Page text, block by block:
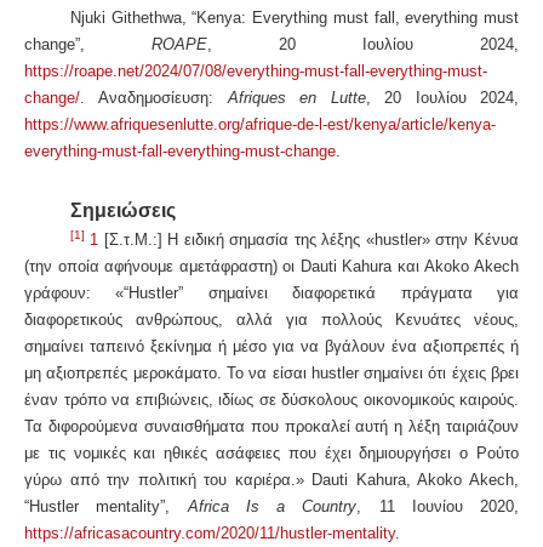
Njuki Githethwa, “Kenya: Everything must fall, everything must
change”, ROAPE, 20 Ιουλίου 2024,
https://roape.net/2024/07/08/everything-must-fall-everything-must-
change/. Αναδημοσίευση:Afriques en Lutte, 20 Ιουλίου 2024,
https://www.afriquesenlutte.org/afrique-de-l-est/kenya/article/kenya-
everything-must-fall-everything-must-change.
Σημειώσεις
[1] 1 [Σ.τ.Μ.:] Η ειδική σημασία της λέξης «hustler» στην Κένυα
(την οποία αφήνουμε αμετάφραστη) οι Dauti Kahura και Akoko Akech
γράφουν: «“Hustler” σημαίνει διαφορετικά πράγματα για
διαφορετικούς ανθρώπους, αλλά για πολλούς Κενυάτες νέους,
σημαίνει ταπεινό ξεκίνημα ή μέσο για να βγάλουν ένα αξιοπρεπές ή
μη αξιοπρεπές μεροκάματο. Το να είσαι hustler σημαίνει ότι έχεις βρει
έναν τρόπο να επιβιώνεις, ιδίως σε δύσκολους οικονομικούς καιρούς.
Τα διφορούμενα συναισθήματα που προκαλεί αυτή η λέξη ταιριάζουν
με τις νομικές και ηθικές ασάφειες που έχει δημιουργήσει ο Ρούτο
γύρω από την πολιτική του καριέρα.» Dauti Kahura, Akoko Akech,
“Hustler mentality”,Africa Is a Country, 11 Ιουνίου2020,
https://africasacountry.com/2020/11/hustler-mentality.